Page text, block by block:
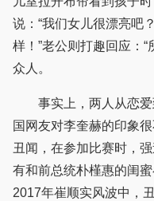
说：“我们女儿很漂亮吧
样！”老公则打趣回应：
众人。
事实上，两人从恋爱
国网友对李奎赫的印象
丑闻，在参加比赛时，
有和前总统朴槿惠的闺
2017年崔顺实风波中，